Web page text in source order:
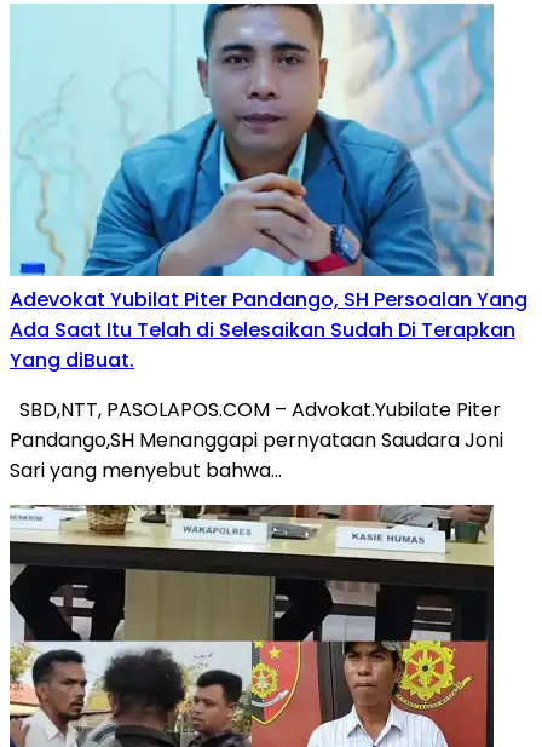
Adevokat Yubilat Piter Pandango, SH Persoalan Yang
Ada Saat Itu Telah di Selesaikan Sudah Di Terapkan
Yang diBuat.
SBD,NTT, PASOLAPOS.COM – Advokat.Yubilate Piter
Pandango,SH Menanggapi pernyataan Saudara Joni
Sari yang menyebut bahwa…